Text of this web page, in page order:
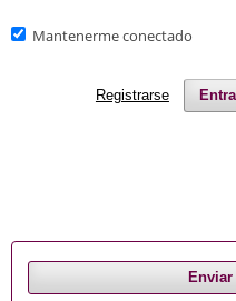
Mantenerme conectado
Registrarse